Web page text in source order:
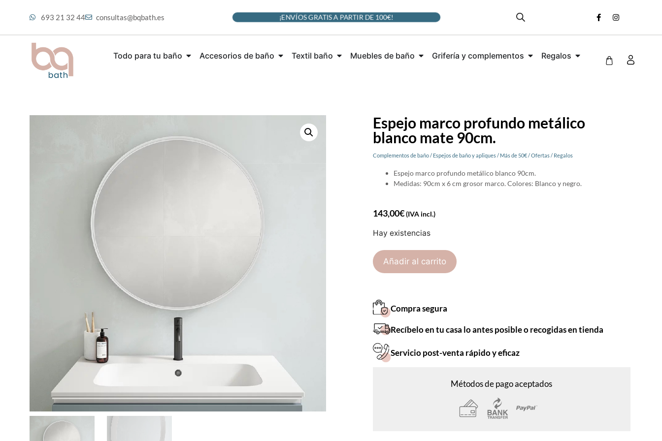
693 21 32 44 consultas@bqbath.es ¡ENVÍOS GRATIS A PARTIR DE 100€!
Todo para tu baño Accesorios de baño Textil baño Muebles de baño Grifería y complementos Regalos
Espejo marco profundo metálico
blanco mate 90cm.
Complementos de baño/ Espejos de baño y apliques/ Más de 50€/Ofertas/ Regalos
Espejo marco profundo metálico blanco 90cm.
Medidas: 90cm x 6 cm grosor marco. Colores: Blanco y negro.
143,00€(IVA incl.)
Hay existencias
Añadir al carrito
Compra segura
Recíbelo en tu casa lo antes posible o recogidas en tienda
Servicio post-venta rápido y eficaz
Métodos de pago aceptados